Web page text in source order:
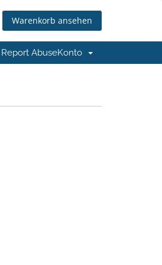
Warenkorb ansehen
Report AbuseKonto